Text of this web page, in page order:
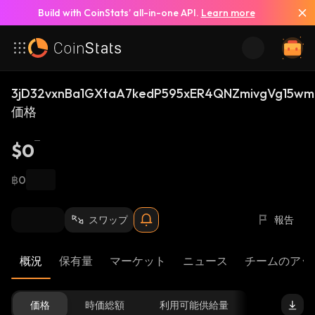
Build with CoinStats’ all-in-one API. Learn more
価格
$0
฿0
スワップ 報告
概況 保有量 マーケット ニュース チームのア
価格 時価総額 利用可能供給量